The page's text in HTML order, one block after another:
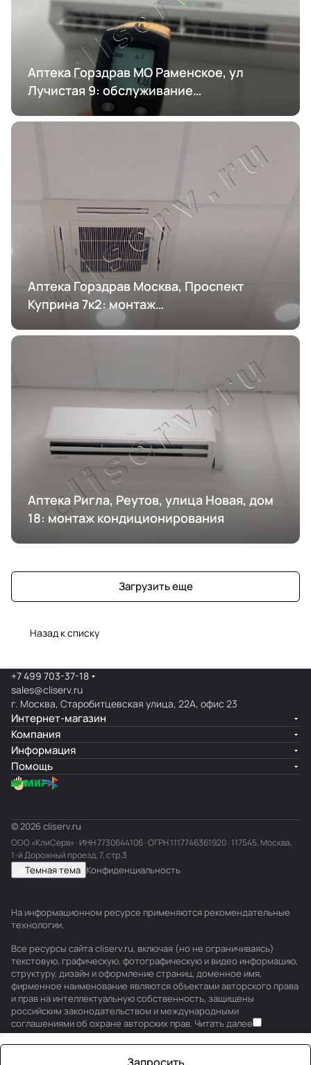
Аптека Горздрав МО Раменское, ул
Лучистая 9: обслуживание
кондиционирования
Аптека Горздрав Москва, Проспект
Куприна 7к2: монтаж
кондиционирования
Аптека Ригла, Реутов, улица Новая, дом
18: монтаж кондиционирования
Загрузить еще
Назад к списку
+7 499 703-37-18
sales@cliserv.ru
г. Москва, Старобитцевская улица, 22А, офис 23
Интернет-магазин
Компания
Информация
Помощь
© 2026 cliserv.ru
ООО «КлиСерв» · ИНН7730644106· ОГРН 1117746361920 · 117545, Москва,
1-й Дорожный проезд, 7, стр.3
Темная тема Конфиденциальность
На информационном ресурсе применяются рекомендательные
технологии.
Все ресурсы сайта cliserv.ru, включая (но не ограничиваясь)
текстовую, графическую, фотографическую и видео информацию,
структуру, дизайн и оформление страниц, доменное имя,
фирменное наименование являются объектами авторского права
и прав на интеллектуальную собственность, защищены
российским законодательством и международными
соглашениями об охране авторских прав. Читать далее